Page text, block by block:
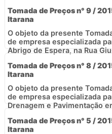
Tomada de Preços n° 9 /
Itarana
O objeto da presente
de empresa especializada
Abrigo de Espera, na Rua
Tomada de Preços n° 8 /
Itarana
O objeto da presente
de empresa especializada
Drenagem e Pavimentação
Tomada de Preços n° 5 /
Itarana